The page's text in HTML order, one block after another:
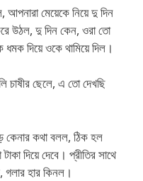
আপনারা মেয়েকে নিয়ে দু দিন
উঠল, দু দিন কেন, ওরা তো
দিয়ে ওকে থামিয়ে দিল।
চাষীর ছেলে, এ তো দেখছি
কেনার কথা বলল, ঠিক হল
দিয়ে দেবে। প্রীতির সাথে
গলার হার কিনল।